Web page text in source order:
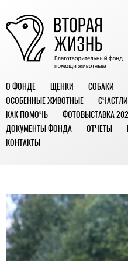
О ФОНДЕ ЩЕНКИ СОБАКИ
ОСОБЕННЫЕ ЖИВОТНЫЕ
КАК ПОМОЧЬ
ФОТОВЫСТАВКА
ДОКУМЕНТЫ ФОНДА
ОТЧЕТЫ
КОНТАКТЫ